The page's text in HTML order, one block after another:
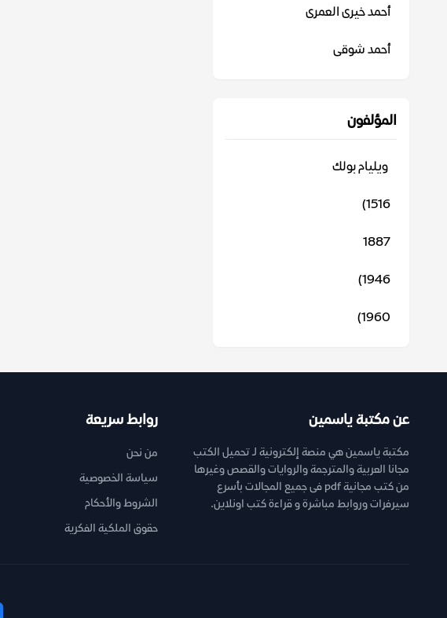
أحمد خيرى العمرى
أحمد شوقى
المؤلفون
‬ ويليام بولك
1516)
1887
1946)
1960)
عن مكتبة ياسمين
مكتبة ياسمين هي منصة إلكترونية لـ تحميل الكتب
مجانا العربية والمترجمة والروايات والقصص وغيرها
من كتب مجانية pdf فى جميع المجالات بأسرع
سيرفرات وروابط مباشرة و قراءة كتب اونلاين.
روابط سريعة
من نحن
سياسة الخصوصية
الشروط والأحكام
حقوق الملكية الفكرية